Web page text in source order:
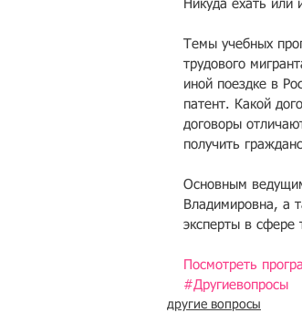
Никуда ехать или
Темы учебных
трудового
иной поездке в
патент. Какой
договоры
получить
Основным
Владимировна, а
эксперты в сфере
Посмотреть
#Другиевопросы
другие вопросы